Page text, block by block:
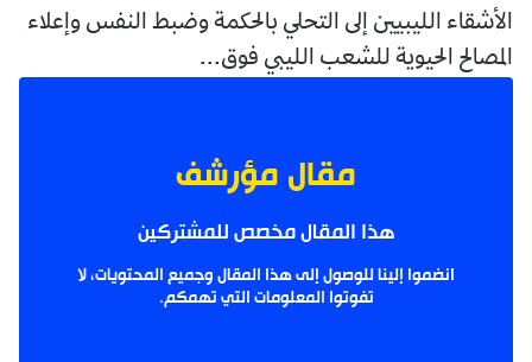
الأشقاء الليبيين إلى التحلي بالحكمة وضبط النفس وإعلاء
المصالح الحيوية للشعب الليبي فوق...
مقال مؤرشف
هذا المقال مخصص للمشتركين
انضموا إلينا للوصول إلى هذا المقال وجميع المحتويات، لا
تفوتوا المعلومات التي تهمكم.